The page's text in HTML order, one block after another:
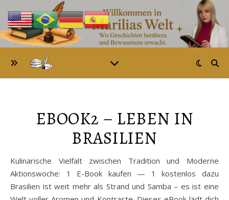
EBOOK2 – LEBEN IN
BRASILIEN
Kulinarische Vielfalt zwischen Tradition und Moderne
Aktionswoche: 1 E-Book kaufen — 1 kostenlos dazu
Brasilien ist weit mehr als Strand und Samba – es ist eine